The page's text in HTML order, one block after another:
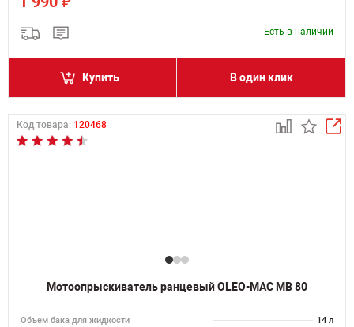
Есть в наличии
Купить В один клик
Код товара: 120468
Мотоопрыскиватель ранцевый OLEO-MAC MB 80
Объем бака для жидкости 14 л